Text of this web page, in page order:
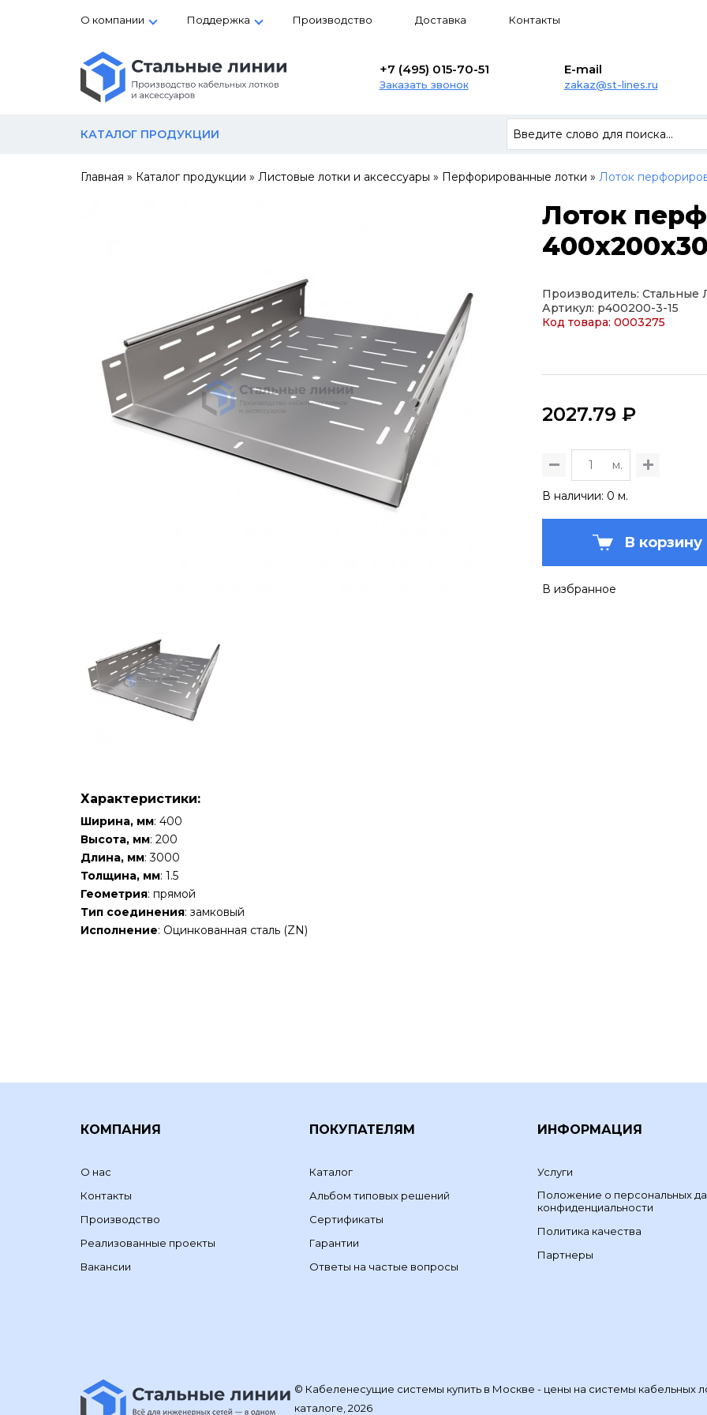
О компании Поддержка Производство Доставка Контакты
+7 (495) 015-70-51
Заказать звонок
E-mail
zakaz@st-lines.ru
КАТАЛОГ ПРОДУКЦИИ
Главная » Каталог продукции » Листовые лотки и аксессуары » Перфорированные лотки » Лоток
Лоток
Производитель: Стальные
Артикул: p400200-3-15
Код товара: 0003275
2027.79 ₽
м.
В наличии: 0 м.
В корзину
В избранное
Характеристики:
Ширина, мм: 400
Высота, мм: 200
Длина, мм: 3000
Толщина, мм: 1.5
Геометрия: прямой
Тип соединения: замковый
Исполнение: Оцинкованная сталь (ZN)
КОМПАНИЯ
О нас
Контакты
Производство
Реализованные проекты
Вакансии
ПОКУПАТЕЛЯМ
Каталог
Альбом типовых решений
Сертификаты
Гарантии
Ответы на частые вопросы
ИНФОРМАЦИЯ
Услуги
Положение о персональных
конфиденциальности
Политика качества
Партнеры
© Кабеленесущие системы купить в Москве - цены на системы кабельных
каталоге, 2026